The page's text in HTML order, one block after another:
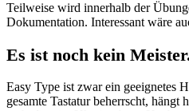
Teilweise wird innerhalb der
Dokumentation. Interessant wäre
Es ist noch kein
Easy Type ist zwar ein geeignetes
gesamte Tastatur beherrscht,